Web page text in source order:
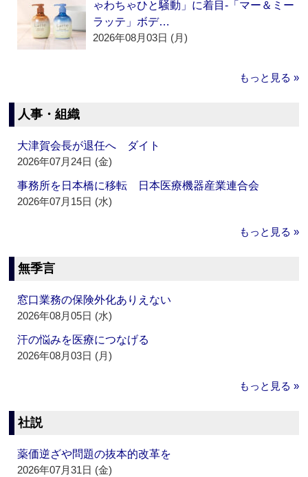
ゃわちゃひと騒動」に着目‐「マー＆ミー
ラッテ」ボデ…
2026年08月03日 (月)
もっと見る »
人事・組織
大津賀会長が退任へ ダイト
2026年07月24日 (金)
事務所を日本橋に移転 日本医療機器産業連合会
2026年07月15日 (水)
もっと見る »
無季言
窓口業務の保険外化ありえない
2026年08月05日 (水)
汗の悩みを医療につなげる
2026年08月03日 (月)
もっと見る »
社説
薬価逆ざや問題の抜本的改革を
2026年07月31日 (金)